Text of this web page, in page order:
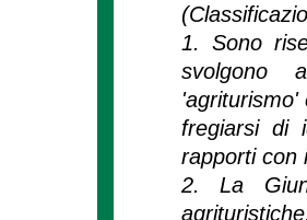
1. Sono
svolgono
fregiarsi di
rapporti con
2. La